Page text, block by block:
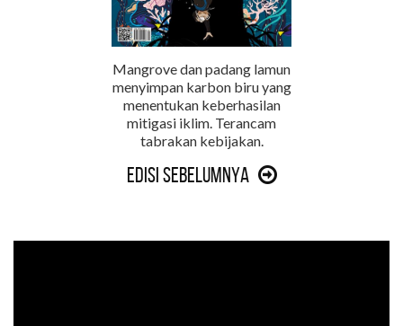
Mangrove dan padang lamun
menyimpan karbon biru yang
menentukan keberhasilan
mitigasi iklim. Terancam
tabrakan kebijakan.
Edisi Sebelumnya